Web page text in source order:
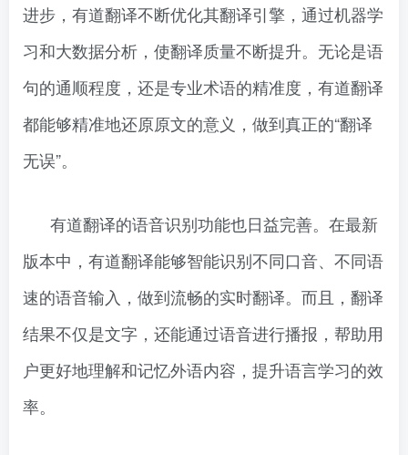
进步，有道翻译不断优化其翻译引擎，通过机器学
习和大数据分析，使翻译质量不断提升。无论是语
句的通顺程度，还是专业术语的精准度，有道翻译
都能够精准地还原原文的意义，做到真正的“翻译
无误”。
有道翻译的语音识别功能也日益完善。在最新
版本中，有道翻译能够智能识别不同口音、不同语
速的语音输入，做到流畅的实时翻译。而且，翻译
结果不仅是文字，还能通过语音进行播报，帮助用
户更好地理解和记忆外语内容，提升语言学习的效
率。